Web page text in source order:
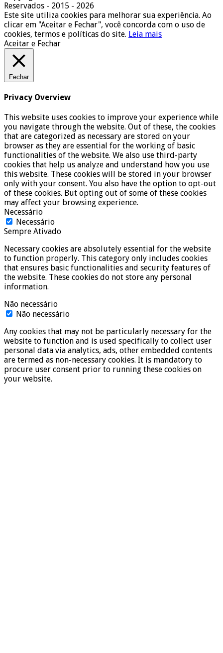
Reservados - 2015 - 2026
Este site utiliza cookies para melhorar sua experiência. Ao
clicar em "Aceitar e Fechar", você concorda com o uso de
cookies, termos e políticas do site. Leia mais
Aceitar e Fechar
Fechar
Privacy Overview
This website uses cookies to improve your experience while
you navigate through the website. Out of these, the cookies
that are categorized as necessary are stored on your
browser as they are essential for the working of basic
functionalities of the website. We also use third-party
cookies that help us analyze and understand how you use
this website. These cookies will be stored in your browser
only with your consent. You also have the option to opt-out
of these cookies. But opting out of some of these cookies
may affect your browsing experience.
Necessário
Necessário
Sempre Ativado
Necessary cookies are absolutely essential for the website
to function properly. This category only includes cookies
that ensures basic functionalities and security features of
the website. These cookies do not store any personal
information.
Não necessário
Não necessário
Any cookies that may not be particularly necessary for the
website to function and is used specifically to collect user
personal data via analytics, ads, other embedded contents
are termed as non-necessary cookies. It is mandatory to
procure user consent prior to running these cookies on
your website.